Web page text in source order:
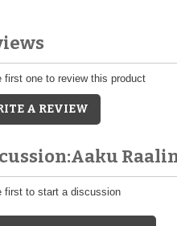
first one to review this product
A REVIEW
first to start a discussion